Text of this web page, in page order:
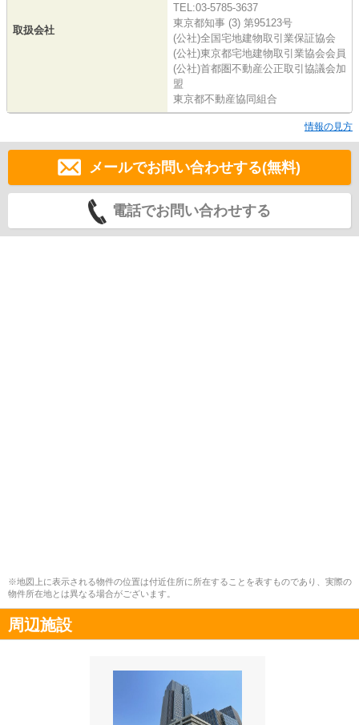
取扱会社
TEL:03-5785-3637
東京都知事 (3) 第95123号
(公社)全国宅地建物取引業保証協会
(公社)東京都宅地建物取引業協会会員
(公社)首都圏不動産公正取引協議会加
盟
東京都不動産協同組合
情報の見方
メールでお問い合わせする(無料)
電話でお問い合わせする
※地図上に表示される物件の位置は付近住所に所在することを表すものであり、実際の
物件所在地とは異なる場合がございます。
周辺施設